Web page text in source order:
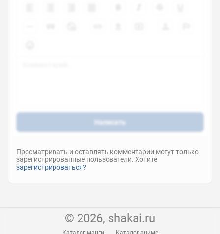
Написать
Просматривать и оставлять комментарии могут только
зарегистрированные пользователи. Хотите
зарегистрироваться?
© 2026, shakai.ru
Каталог манги Каталог аниме